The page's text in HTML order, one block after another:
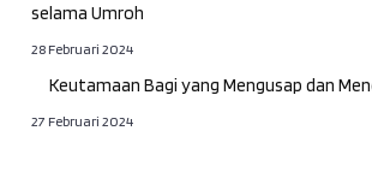
selama Umroh
28 Februari 2024
Keutamaan Bagi yang Mengusap dan
27 Februari 2024